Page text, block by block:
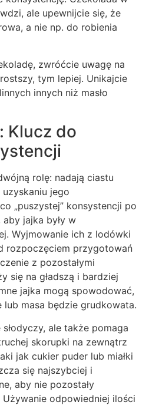
ale upewnijcie się, że
a nie np. do robienia
zwróćcie uwagę na
tym lepiej. Unikajcie
innych niż masło
Klucz do
rolę: nadają ciastu
jego
„puszystej” konsystencji po
aby jajka były w
Wyjmowanie ich z lodówki
rozpoczęciem przygotowań
z pozostałymi
się na gładszą i bardziej
jajka mogą spowodować,
lub masa będzie grudkowata.
ale także pomaga
skorupki na zewnątrz
jak cukier puder lub miałki
się najszybciej i
aby nie pozostały
odpowiedniej ilości